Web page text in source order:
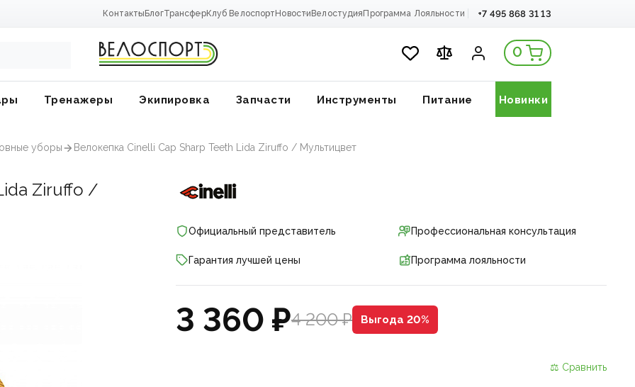
Контакты БлогТрансферКлуб Велоспорт Новости Велостудия Программа Лояльности +7 495 868 31 13
0
Тренажеры Экипировка Запчасти Инструменты Питание Новинки
уборы Велокепка Cinelli Cap Sharp Teeth Lida Ziruffo / Мультицвет
Ziruffo /
Официальный представитель Профессиональная консультация
Гарантия лучшей цены Программа лояльности
3 360 ₽4 200 ₽ Выгода 20%
⚖ Сравнить